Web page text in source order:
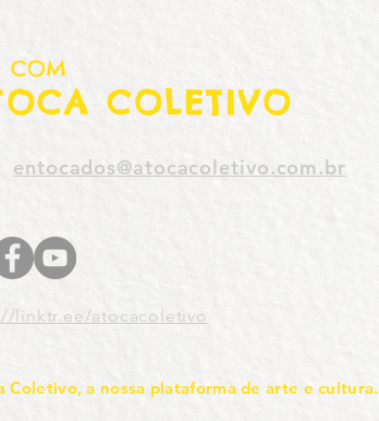
COM
COLETIVO
entocados@atocacoletivo.com.br
linktr.ee/atocacoletivo
Coletivo, a nossa plataforma de arte e cultura.